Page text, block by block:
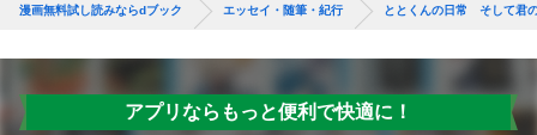
漫画無料試し読みならdブック エッセイ・随筆・紀行 ととくんの日常 そして君
アプリならもっと便利で快適に！